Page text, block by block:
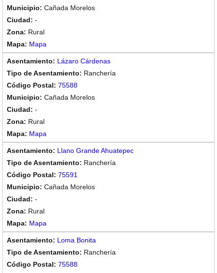
Cañada Morelos
-
Rural
Mapa
Lázaro Cárdenas
Ranchería
75588
Cañada Morelos
-
Rural
Mapa
Llano Grande Ahuatepec
Ranchería
75591
Cañada Morelos
-
Rural
Mapa
Loma Bonita
Ranchería
75588